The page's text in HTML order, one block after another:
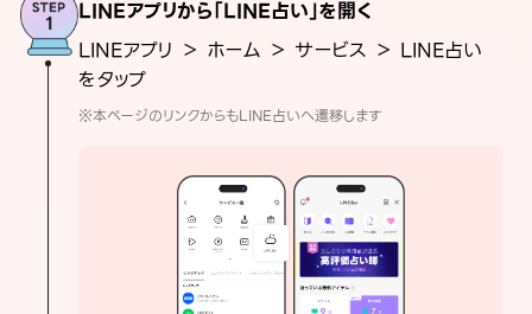
LINEアプリから「LINE占い」を開く
LINEアプリ ＞ ホーム ＞ サービス ＞ LINE占い
をタップ
※本ページのリンクからもLINE占いへ遷移します